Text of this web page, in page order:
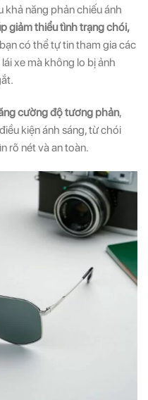
năng phản chiếu ánh
giảm thiểu tình trạng chói,
có thể tự tin tham gia các
xe mà không lo bị ảnh
cường độ tương phản,
kiện ánh sáng, từ chói
rõ nét và an toàn.